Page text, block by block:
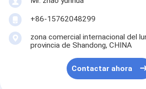
+86-15762048299
zona comercial internacional del
provincia de Shandong, CHINA
Contactar ahora